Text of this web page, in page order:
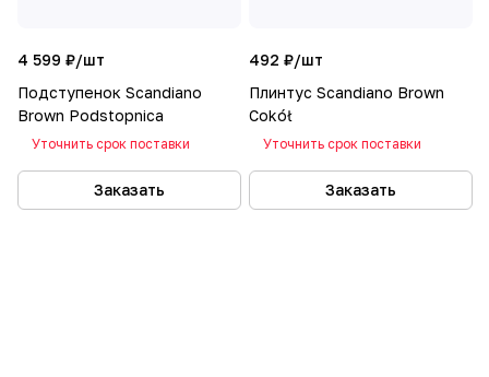
4 599 ₽/шт
Подступенок Scandiano
Brown Podstopnica
Уточнить срок поставки
Заказать
492 ₽/шт
Плинтус Scandiano Brown
Cokół
Уточнить срок поставки
Заказать